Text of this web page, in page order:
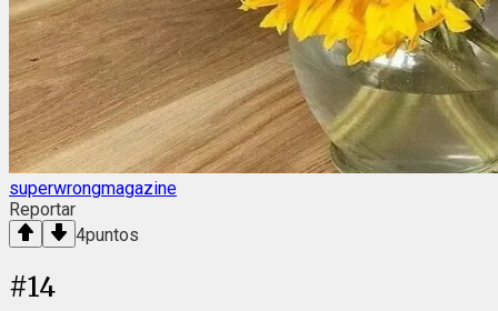
superwrongmagazine
Reportar
4puntos
#14